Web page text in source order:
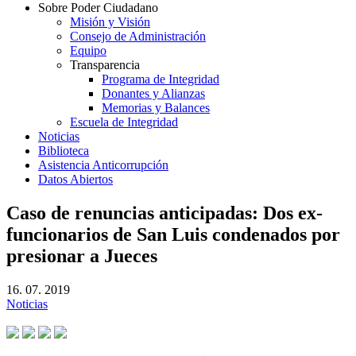
Sobre Poder Ciudadano
Misión y Visión
Consejo de Administración
Equipo
Transparencia
Programa de Integridad
Donantes y Alianzas
Memorias y Balances
Escuela de Integridad
Noticias
Biblioteca
Asistencia Anticorrupción
Datos Abiertos
Caso de renuncias anticipadas: Dos ex-
funcionarios de San Luis condenados por
presionar a Jueces
16. 07. 2019
Noticias